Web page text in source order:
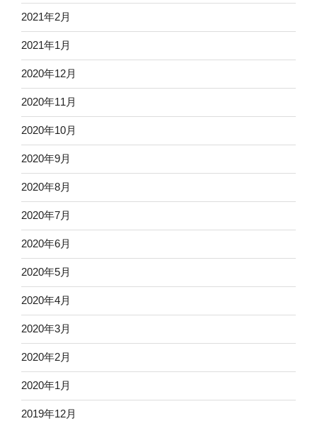
2021年2月
2021年1月
2020年12月
2020年11月
2020年10月
2020年9月
2020年8月
2020年7月
2020年6月
2020年5月
2020年4月
2020年3月
2020年2月
2020年1月
2019年12月